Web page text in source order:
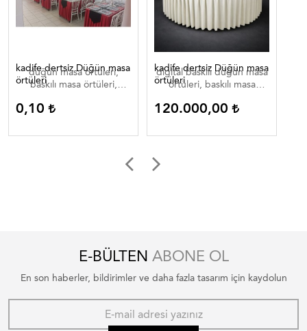
kadife dertsiz Düğün masa
örtüleri
düğün masa örtüleri,
baskılı masa örtüleri,
düğün masa örtüleri
0,10
kadife dertsiz Düğün masa
örtüleri
digital baskılı düğün masa
örtüleri, baskılı masa
örtüleri , düğün masa
ortuleri
120.000,00
E-BÜLTEN ABONE OL
En son haberler, bildirimler ve daha fazla tasarım için kaydolun